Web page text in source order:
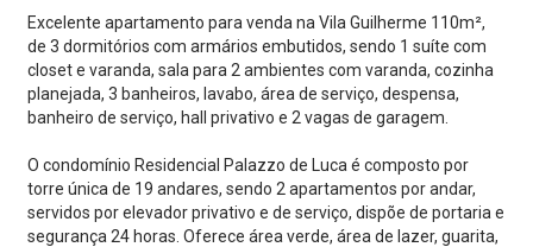
Excelente apartamento para venda na Vila Guilherme 110m²,
de 3 dormitórios com armários embutidos, sendo 1 suíte com
closet e varanda, sala para 2 ambientes com varanda, cozinha
planejada, 3 banheiros, lavabo, área de serviço, despensa,
banheiro de serviço, hall privativo e 2 vagas de garagem.
O condomínio Residencial Palazzo de Luca é composto por
torre única de 19 andares, sendo 2 apartamentos por andar,
servidos por elevador privativo e de serviço, dispõe de portaria e
segurança 24 horas. Oferece área verde, área de lazer, guarita,